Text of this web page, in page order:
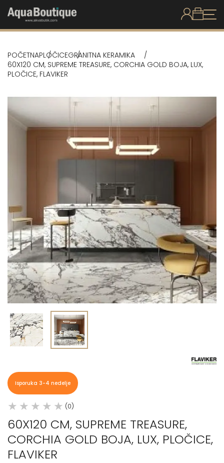
POČETNAPLOČICEGRANITNA KERAMIKA
60X120 CM, SUPREME TREASURE, CORCHIA GOLD BOJA, LUX,
PLOČICE, FLAVIKER
Isporuka 3-4 nedelje
(0)
60X120 CM, SUPREME TREASURE,
CORCHIA GOLD BOJA, LUX, PLOČICE,
FLAVIKER